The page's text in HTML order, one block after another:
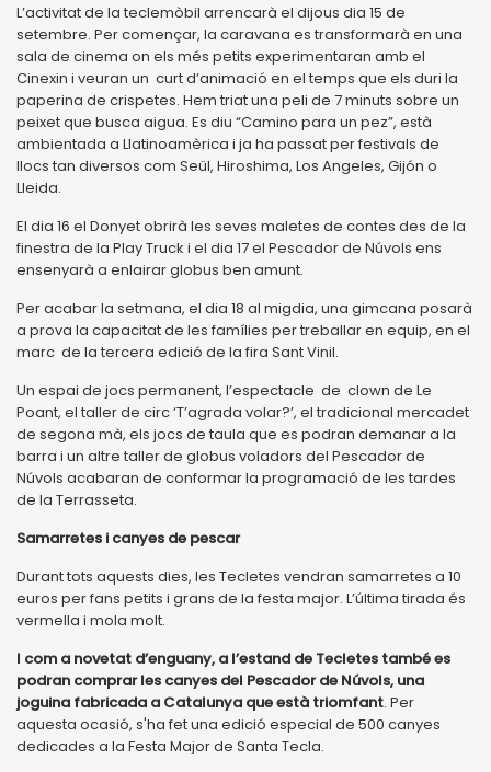
L’activitat de la teclemòbil arrencarà el dijous dia 15 de
setembre. Per començar, la caravana es transformarà en una
sala de cinema on els més petits experimentaran amb el
Cinexin i veuran un curt d’animació en el temps que els duri la
paperina de crispetes. Hem triat una peli de 7 minuts sobre un
peixet que busca aigua. Es diu “Camino para un pez”, està
ambientada a Llatinoamèrica i ja ha passat per festivals de
llocs tan diversos com Seül, Hiroshima, Los Angeles, Gijón o
Lleida.
El dia 16 el Donyet obrirà les seves maletes de contes des de la
finestra de la Play Truck i el dia 17 el Pescador de Núvols ens
ensenyarà a enlairar globus ben amunt.
Per acabar la setmana, el dia 18 al migdia, una gimcana posarà
a prova la capacitat de les famílies per treballar en equip, en el
marc de la tercera edició de la fira Sant Vinil.
Un espai de jocs permanent, l’espectacle de clown de Le
Poant, el taller de circ ‘T’agrada volar?’, el tradicional mercadet
de segona mà, els jocs de taula que es podran demanar a la
barra i un altre taller de globus voladors del Pescador de
Núvols acabaran de conformar la programació de les tardes
de la Terrasseta.
Samarretes i canyes de pescar
Durant tots aquests dies, les Tecletes vendran samarretes a 10
euros per fans petits i grans de la festa major. L’última tirada és
vermella i mola molt.
I com a novetat d’enguany, a l’estand de Tecletes també es
podran comprar les canyes del Pescador de Núvols, una
joguina fabricada a Catalunya que està triomfant. Per
aquesta ocasió, s'ha fet una edició especial de 500 canyes
dedicades a la Festa Major de Santa Tecla.